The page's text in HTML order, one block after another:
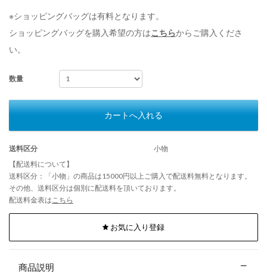
※ショッピングバッグは有料となります。
ショッピングバッグを購入希望の方はこちらからご購入くださ
い。
数量
カートへ入れる
送料区分
小物
【配送料について】
送料区分：「小物」の商品は15000円以上ご購入で配送料無料となります。
その他、送料区分は個別に配送料を頂いております。
配送料金表は こちら
お気に入り登録
商品説明